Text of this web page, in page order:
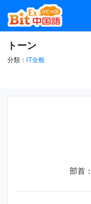
トーン
分類： IT全般
部首：